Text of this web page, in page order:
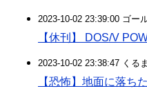
2023-10-02 23:39:00 ゴー
【休刊】 DOS/V
2023-10-02 23:38:47 くる
【恐怖】地面に落ち